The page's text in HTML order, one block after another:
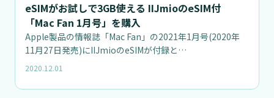
eSIMがお試しで3GB使える IIJmioのeSIM付
「Mac Fan 1月号」を購入
Apple製品の情報誌「Mac Fan」の2021年1月号(2020年
11月27日発売)にIIJmioのeSIMが付録と…
2020.12.01